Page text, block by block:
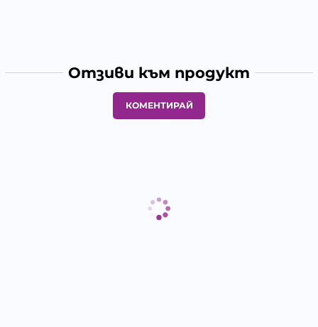
Отзиви към продукт
КОМЕНТИРАЙ